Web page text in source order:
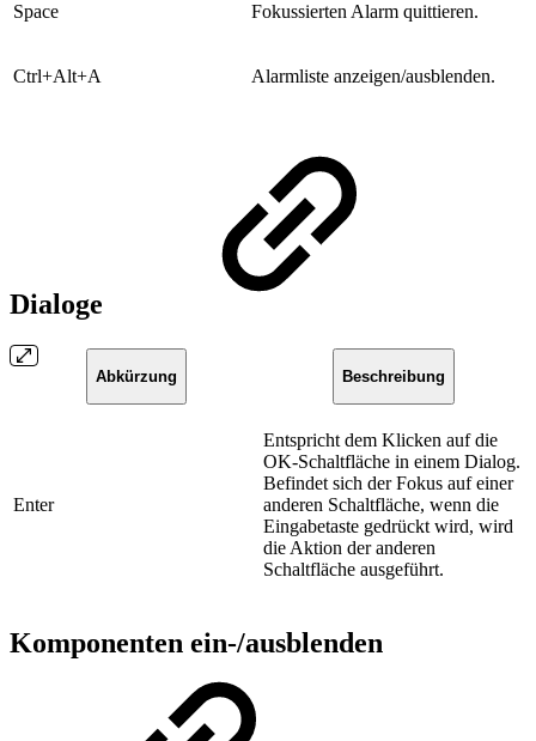
​Space ​Fokussierten Alarm quittieren.
Ctrl+Alt+A ​Alarmliste anzeigen/ausblenden.
Dialoge
Abkürzung Beschreibung
​Enter
Entspricht dem Klicken auf die
OK-Schaltfläche in einem Dialog.
Befindet sich der Fokus auf einer
anderen Schaltfläche, wenn die
Eingabetaste gedrückt wird, wird
die Aktion der anderen
Schaltfläche ausgeführt.
Komponenten ein-/ausblenden